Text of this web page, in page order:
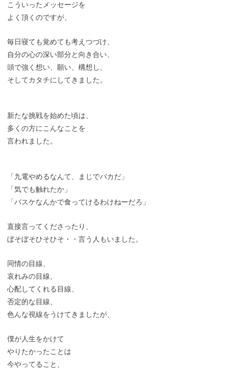
こういったメッセージを
よく頂くのですが、
毎日寝ても覚めても考えつづけ、
自分の心の深い部分と向き合い、
頭で強く想い、願い、構想し、
そしてカタチにしてきました。
新たな挑戦を始めた頃は、
多くの方にこんなことを
言われました。
「九電やめるなんて、まじでバカだ」
「気でも触れたか」
「バスケなんかで食ってけるわけねーだろ」
直接言ってくださったり、
ぼそぼそひそひそ・・言う人もいました。
同情の目線、
哀れみの目線、
心配してくれる目線、
否定的な目線、
色んな視線をうけてきましたが、
僕が人生をかけて
やりたかったことは
今やってること、